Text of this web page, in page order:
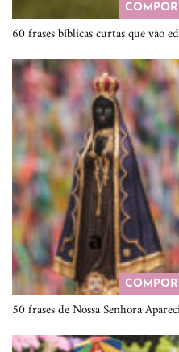
60 frases bíblicas curtas que vão
50 frases de Nossa Senhora